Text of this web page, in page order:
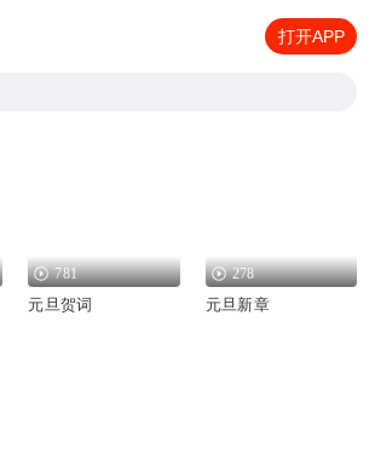
打开APP
781
元旦贺词
278
元旦新章